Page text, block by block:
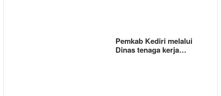
Pemkab Kediri melalui
Dinas tenaga kerja…